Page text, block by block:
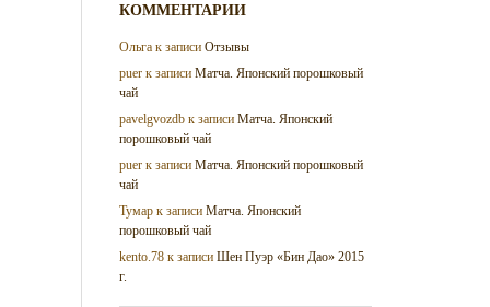
КОММЕНТАРИИ
Ольга к записиОтзывы
puer к записиМатча. Японский порошковый
чай
pavelgvozdb к записиМатча. Японский
порошковый чай
puer к записиМатча. Японский порошковый
чай
Тумар к записиМатча. Японский
порошковый чай
kento.78 к записиШен Пуэр «Бин Дао» 2015
г.